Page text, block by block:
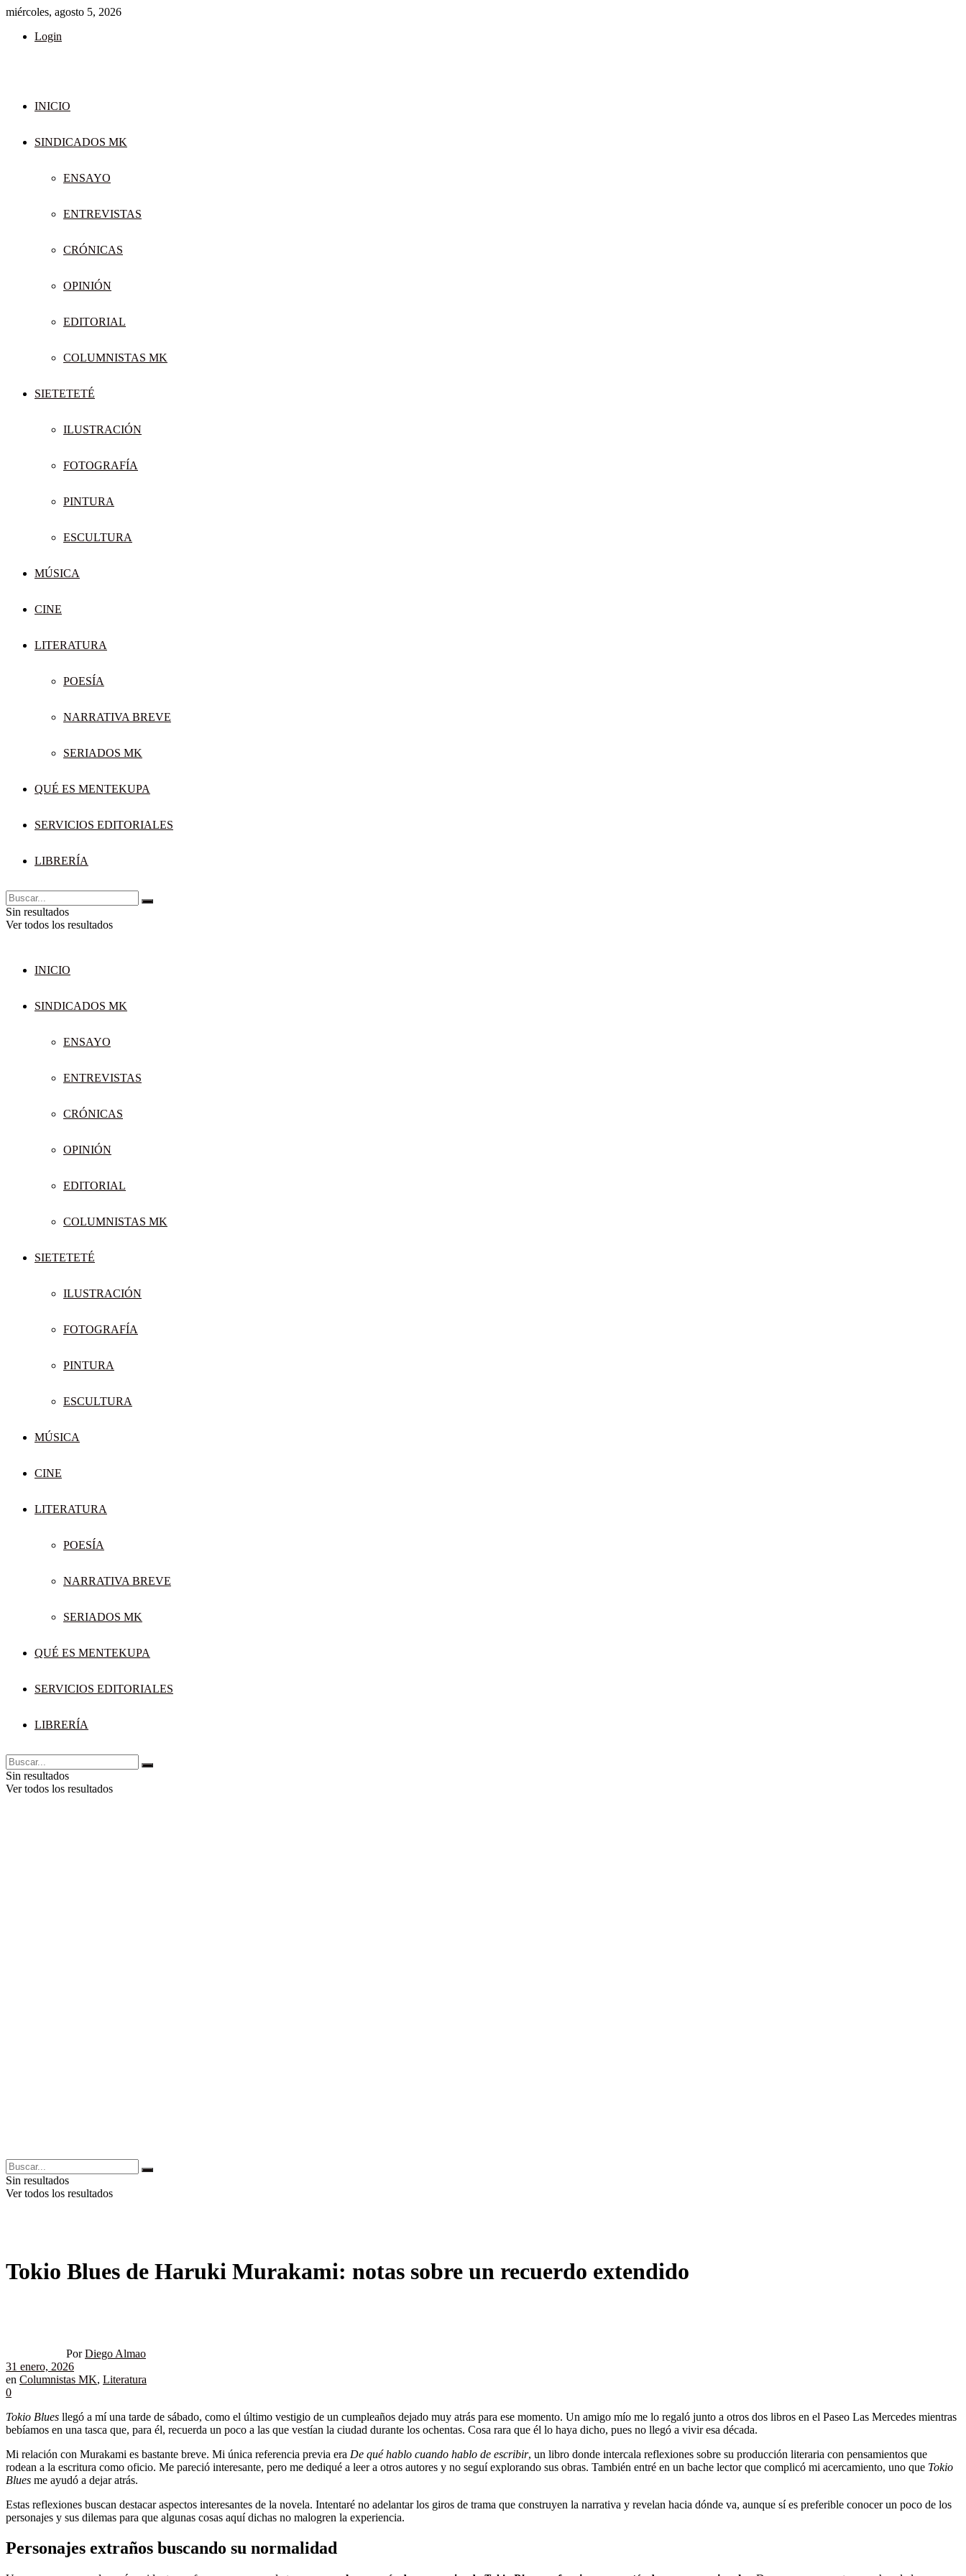
miércoles, agosto 5, 2026
Login
INICIO
SINDICADOS MK
ENSAYO
ENTREVISTAS
CRÓNICAS
OPINIÓN
EDITORIAL
COLUMNISTAS MK
SIETETETÉ
ILUSTRACIÓN
FOTOGRAFÍA
PINTURA
ESCULTURA
MÚSICA
CINE
LITERATURA
POESÍA
NARRATIVA BREVE
SERIADOS MK
QUÉ ES MENTEKUPA
SERVICIOS EDITORIALES
LIBRERÍA
Sin resultados
Ver todos los resultados
INICIO
SINDICADOS MK
ENSAYO
ENTREVISTAS
CRÓNICAS
OPINIÓN
EDITORIAL
COLUMNISTAS MK
SIETETETÉ
ILUSTRACIÓN
FOTOGRAFÍA
PINTURA
ESCULTURA
MÚSICA
CINE
LITERATURA
POESÍA
NARRATIVA BREVE
SERIADOS MK
QUÉ ES MENTEKUPA
SERVICIOS EDITORIALES
LIBRERÍA
Sin resultados
Ver todos los resultados
Sin resultados
Ver todos los resultados
Tokio Blues de Haruki Murakami: notas sobre un recuerdo extendido
Por Diego Almao
31 enero, 2026
en Columnistas MK, Literatura
0
Tokio Blues llegó a mí una tarde de sábado, como el último vestigio de un cumpleaños dejado muy atrás para ese momento. Un amigo mío me lo regaló junto a otros dos libros en el Paseo Las Mercedes mientras
bebíamos en una tasca que, para él, recuerda un poco a las que vestían la ciudad durante los ochentas. Cosa rara que él lo haya dicho, pues no llegó a vivir esa década.
Mi relación con Murakami es bastante breve. Mi única referencia previa era De qué hablo cuando hablo de escribir, un libro donde intercala reflexiones sobre su producción literaria con pensamientos que
rodean a la escritura como oficio. Me pareció interesante, pero me dediqué a leer a otros autores y no seguí explorando sus obras. También entré en un bache lector que complicó mi acercamiento, uno que Tokio
Blues me ayudó a dejar atrás.
Estas reflexiones buscan destacar aspectos interesantes de la novela. Intentaré no adelantar los giros de trama que construyen la narrativa y revelan hacia dónde va, aunque sí es preferible conocer un poco de los
personajes y sus dilemas para que algunas cosas aquí dichas no malogren la experiencia.
Personajes extraños buscando su normalidad